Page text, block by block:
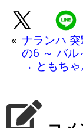
« ナランハ
の6 ～ バ
→ ともちゃ